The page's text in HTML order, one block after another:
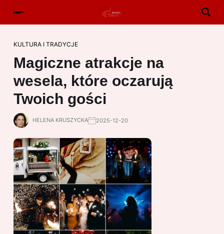
KULTURA I TRADYCJE
Magiczne atrakcje na
wesela, które oczarują
Twoich gości
HELENA KRUSZYCKA 2025-12-20